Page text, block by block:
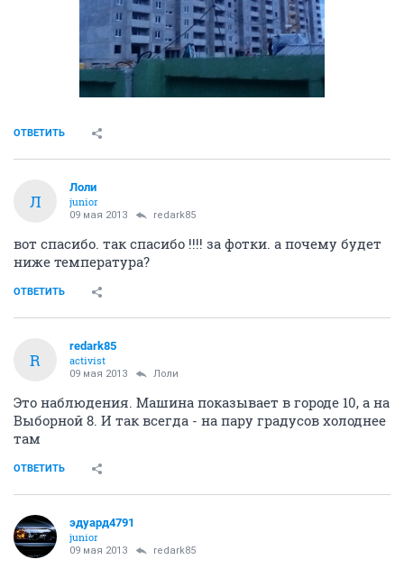
ОТВЕТИТЬ
Л
Лоли
junior
09 мая 2013 redark85
вот спасибо. так спасибо !!!! за фотки. а почему будет
ниже температура?
ОТВЕТИТЬ
R
redark85
activist
09 мая 2013 Лоли
Это наблюдения. Машина показывает в городе 10, а на
Выборной 8. И так всегда - на пару градусов холоднее
там
ОТВЕТИТЬ
эдуард4791
junior
09 мая 2013 redark85